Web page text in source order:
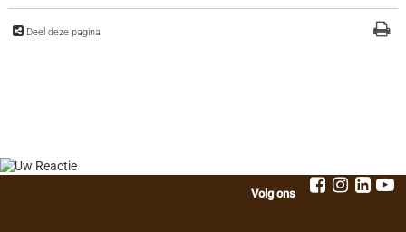
Deel deze pagina
Volg ons